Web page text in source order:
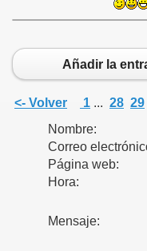
Añadir la
<- Volver 1 ... 28 29
Nombre:
Correo
Página web:
Hora:
Mensaje: